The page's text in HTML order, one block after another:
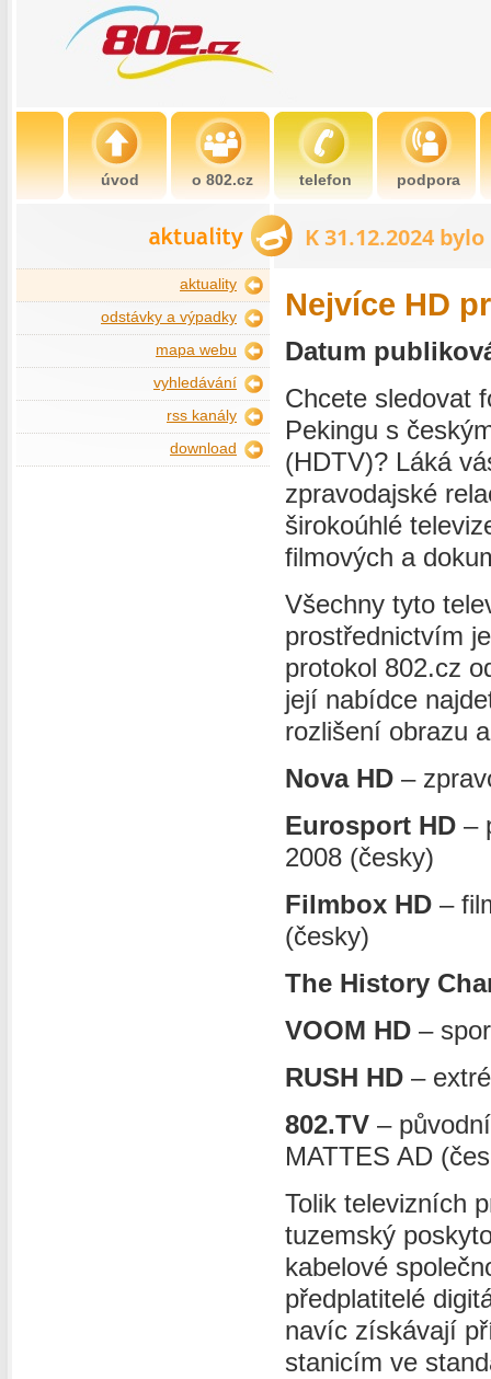
úvod o 802.cz telefon podpora
aktuality
odstávky a výpadky
mapa webu
vyhledávání
rss kanály
download
Nejvíce HD
Datum
Chcete sledovat
Pekingu s
(HDTV)? Láká
zpravodajské
širokoúhlé
filmových a
Všechny tyto
prostřednictvím
protokol 802.cz
její nabídce
rozlišení obrazu
Nova HD –
Eurosport HD –
2008 (česky)
Filmbox HD –
(česky)
The History
VOOM HD –
RUSH HD –
802.TV –
MATTES AD
Tolik televizních
tuzemský
kabelové
předplatitelé
navíc získávají
stanicím ve